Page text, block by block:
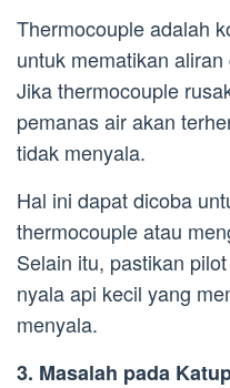
Thermocouple adalah
untuk mematikan
Jika thermocouple
pemanas air akan
tidak menyala.
Hal ini dapat dicoba
thermocouple atau
Selain itu, pastikan
nyala api kecil yang
menyala.
3. Masalah pada